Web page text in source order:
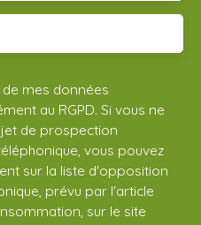
mes données
au RGPD. Si vous ne
de prospection
vous pouvez
sur la liste d'opposition
prévu par l'article
sur le site